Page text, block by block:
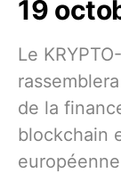
19
Le
de la
blockchain